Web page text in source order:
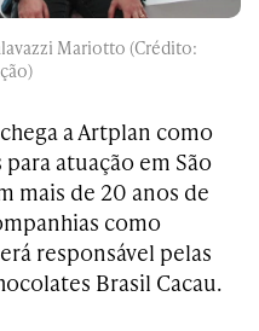
Mariotto (Crédito:
a Artplan como
atuação em São
mais de 20 anos de
como
responsável pelas
Brasil Cacau.